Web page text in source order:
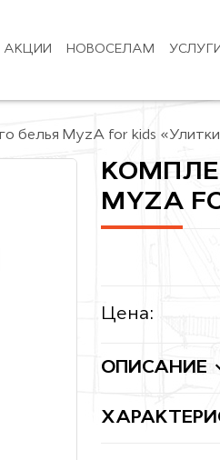
АКЦИИ НОВОСЕЛАМ
белья MyzA for kids
MYZA
Цена:
ОПИСАНИЕ